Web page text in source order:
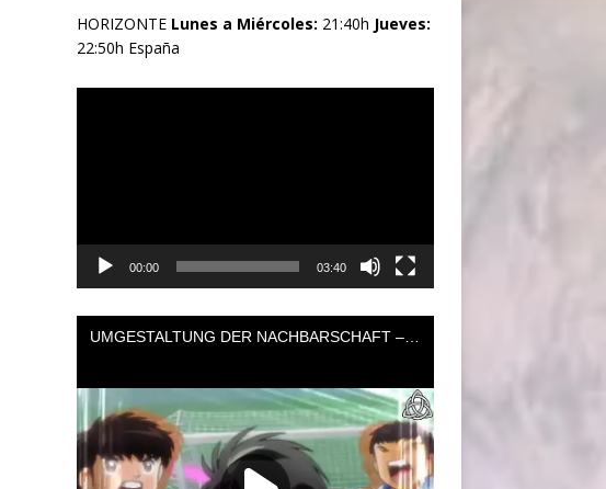
HORIZONTE Lunes a Miércoles: 21:40h Jueves:
22:50h España
00:00 03:40